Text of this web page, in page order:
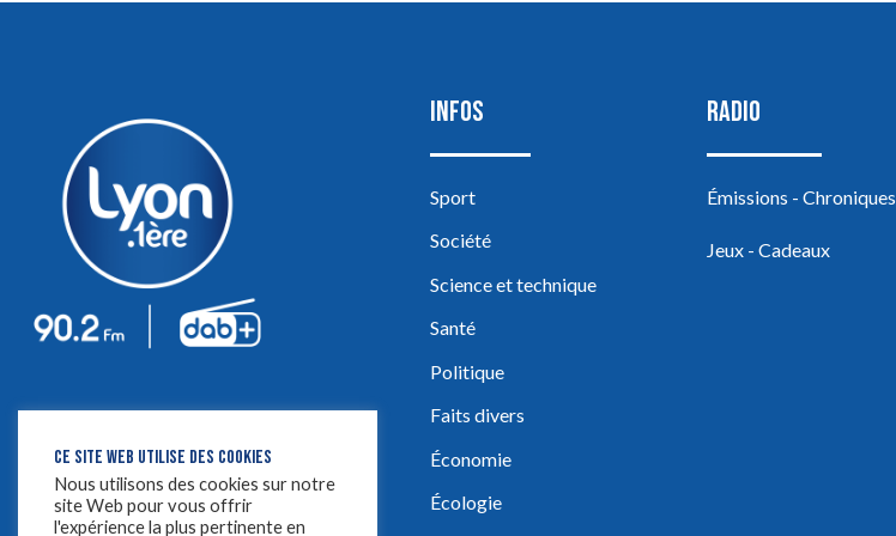
INFOS
Sport
Société
Science et technique
Santé
Politique
Faits divers
Économie
Écologie
RADIO
Émissions - Chroniques
Jeux - Cadeaux
CE SITE WEB UTILISE DES COOKIES
Nous utilisons des cookies sur notre
site Web pour vous offrir
l'expérience la plus pertinente en